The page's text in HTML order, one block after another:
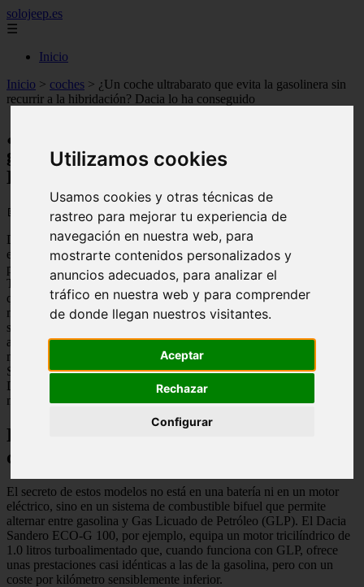
Utilizamos cookies
Usamos cookies y otras técnicas de
rastreo para mejorar tu experiencia de
navegación en nuestra web, para
mostrarte contenidos personalizados y
anuncios adecuados, para analizar el
tráfico en nuestra web y para comprender
de donde llegan nuestros visitantes.
Aceptar
Rechazar
Configurar
solojeep.es
☰
Inicio
Inicio > coches > ¿Un coche ultrabarato que evita la gasolinera sin
recurrir a la hibridación? Dacia lo ha conseguido
¿Un coche ultrabarato que evita la
gasolinera sin recurrir a la hibridación?
Dacia lo ha conseguido
📅 26/06/2026
Durante mucho tiempo, la única vía para conseguir un vehículo con
etiqueta ECO o, simplemente, para ahorrar en combustible parecía
pasar por la compra de un híbrido. Modelos tan populares como el
Toyota Yaris o el Hyundai Ioniq dominaban las conversaciones de
quienes querían reducir su gasto en carburante. Sin embargo, la
marca rumana Dacia ha irrumpido con una propuesta tan
sorprendente como sensata: un coche de entrada de gama que
apenas necesita visitar la gasolinera, y todo ello sin recurrir a
motores híbridos ni enchufes. Hablamos, por supuesto, del Dacia
Sandero —especialmente en su versión ECO-G 100— y del Dacia
Duster con la misma tecnología de GLP. Pero, ¿cómo logra esta
mecánica lo que tantos creían imposible?
La clave está en el GLP: el gas que
cambia las reglas del juego
El secreto de estos modelos no está en una batería ni en un motor
eléctrico, sino en un sistema de combustible bifuel que permite
alternar entre gasolina y Gas Licuado de Petróleo (GLP). El Dacia
Sandero ECO-G 100, por ejemplo, equipa un motor tricilíndrico de
1.0 litros turboalimentado que, cuando funciona con GLP, ofrece
unas prestaciones casi idénticas a las de la gasolina, pero con un
coste por kilómetro sensiblemente inferior.